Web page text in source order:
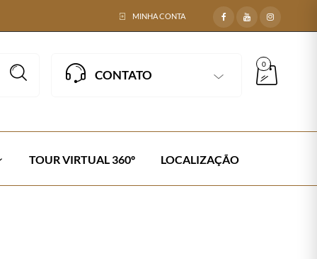
MINHA CONTA
CONTATO
0
TOUR VIRTUAL 360º LOCALIZAÇÃO